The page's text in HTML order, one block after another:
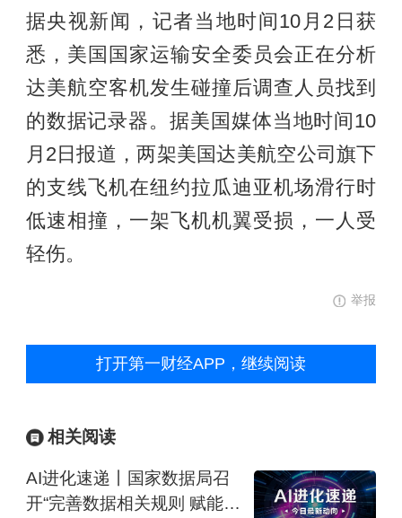
据央视新闻，记者当地时间10月2日获
悉，美国国家运输安全委员会正在分析
达美航空客机发生碰撞后调查人员找到
的数据记录器。据美国媒体当地时间10
月2日报道，两架美国达美航空公司旗下
的支线飞机在纽约拉瓜迪亚机场滑行时
低速相撞，一架飞机机翼受损，一人受
轻伤。
举报
打开第一财经APP，继续阅读
相关阅读
AI进化速递丨国家数据局召
开“完善数据相关规则 赋能人